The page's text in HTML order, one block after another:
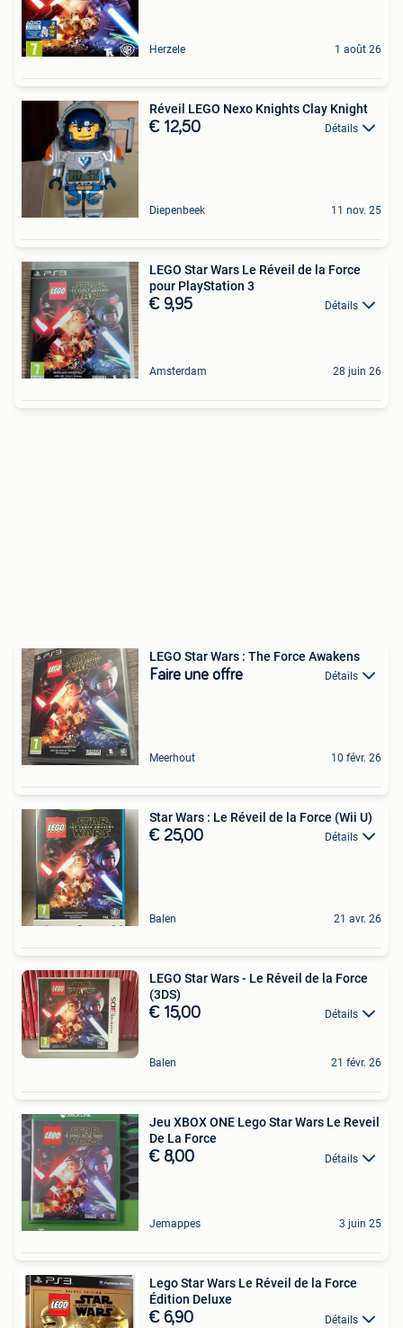
Herzele 1 août 26
Réveil LEGO Nexo Knights Clay Knight
€ 12,50 Détails
Diepenbeek 11 nov. 25
LEGO Star Wars Le Réveil de la Force
pour PlayStation 3
€ 9,95 Détails
Amsterdam 28 juin 26
LEGO Star Wars : The Force Awakens
Faire une offre Détails
Meerhout 10 févr. 26
Star Wars : Le Réveil de la Force (Wii U)
€ 25,00 Détails
Balen 21 avr. 26
LEGO Star Wars - Le Réveil de la Force
(3DS)
€ 15,00 Détails
Balen 21 févr. 26
Jeu XBOX ONE Lego Star Wars Le Reveil
De La Force
€ 8,00 Détails
Jemappes 3 juin 25
Lego Star Wars Le Réveil de la Force
Édition Deluxe
€ 6,90 Détails